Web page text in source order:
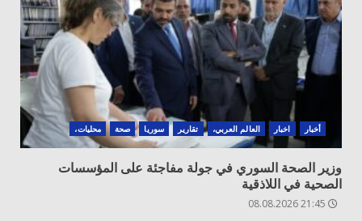
أخبار اخبار العالم العربي، تقارير سوريا صحة محليات،
وزير الصحة السوري في جولة مفاجئة على المؤسسات
الصحية في اللاذقية